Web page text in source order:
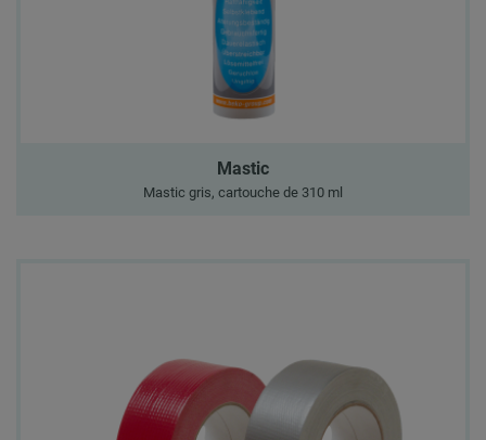
Mastic
Mastic gris, cartouche de 310 ml